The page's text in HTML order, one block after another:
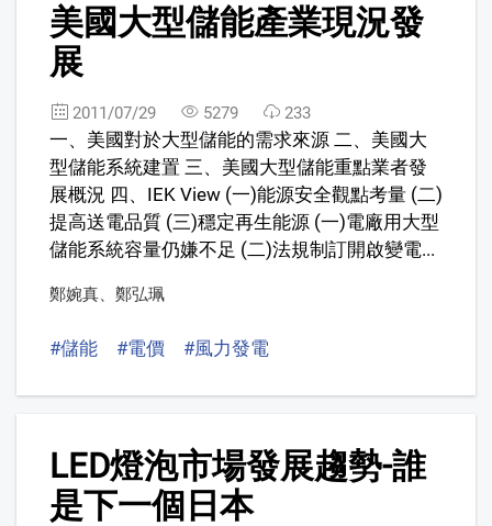
美國大型儲能產業現況發
展
2011/07/29 5279 233
一、美國對於大型儲能的需求來源 二、美國大
型儲能系統建置 三、美國大型儲能重點業者發
展概況 四、IEK View (一)能源安全觀點考量 (二)
提高送電品質 (三)穩定再生能源 (一)電廠用大型
儲能系統容量仍嫌不足 (二)法規制訂開啟變電...
鄭婉真、 鄭弘珮
#儲能 #電價 #風力發電
LED燈泡市場發展趨勢-誰
是下一個日本